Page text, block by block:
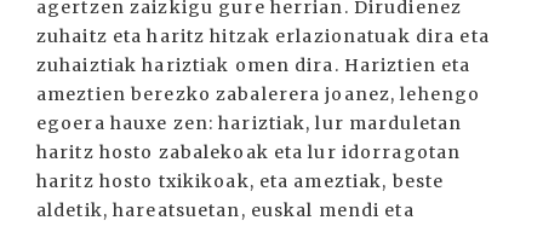
agertzen zaizkigu gure herrian. Dirudienez
zuhaitz eta haritz hitzak erlazionatuak dira eta
zuhaiztiak hariztiak omen dira. Hariztien eta
ameztien berezko zabalerera joanez, lehengo
egoera hauxe zen: hariztiak, lur marduletan
haritz hosto zabalekoak eta lur idorragotan
haritz hosto txikikoak, eta ameztiak, beste
aldetik, hareatsuetan, euskal mendi eta